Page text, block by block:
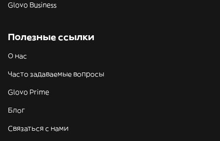
Glovo Business
Полезные ссылки
О нас
Часто задаваемые вопросы
Glovo Prime
Блог
Связаться с нами